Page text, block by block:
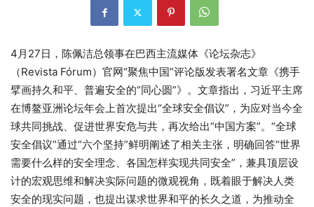
4月27日，陈佩洁总领事在巴西主流媒体《论坛杂志》
（Revista Fórum）官网“聚焦中国”评论版发表署名文章《携手
擘画持久和平、普遍安全的“同心圆”》。文章指出，习近平主席
在博鳌亚洲论坛年会上首次提出“全球安全倡议”，为应对当今全
球共同挑战、促进世界安危与共，再次给出“中国方案”。“全球
安全倡议”通过“六个坚持”鲜明阐述了相关主张，明确回答“世界
需要什么样的安全理念、各国怎样实现共同安全”，兼具顶层设
计的宏观思维和解决实际问题的微观视角，既着眼于解决人类
安全的现实问题，也提出谋求世界和平的长久之道，为推动全